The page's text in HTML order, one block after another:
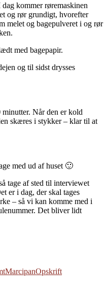
kommer røremaskinen
og rør grundigt, hvorefter
melet og bagepulveret i og rør
med bagepapir.
og til sidst drysses
Når den er kold
skæres i stykker – klar til at
med ud af huset 🙂
tage af sted til interviewet
er i dag, der skal tages
– så vi kan komme med i
Det bliver lidt
MarcipanOpskrift